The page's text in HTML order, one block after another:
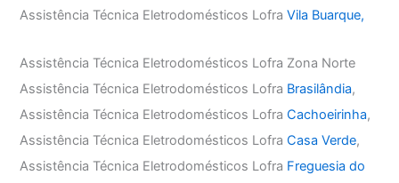
Assistência Técnica Eletrodomésticos LofraVila Buarque,
Assistência Técnica Eletrodomésticos Lofra Zona Norte
Assistência Técnica Eletrodomésticos Lofra Brasilândia,
Assistência Técnica Eletrodomésticos LofraCachoeirinha,
Assistência Técnica Eletrodomésticos LofraCasa Verde,
Assistência Técnica Eletrodomésticos Lofra Freguesia do